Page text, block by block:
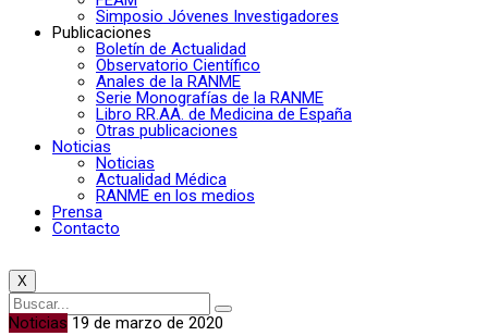
Simposio Jóvenes Investigadores
Publicaciones
Boletín de Actualidad
Observatorio Científico
Anales de la RANME
Serie Monografías de la RANME
Libro RR.AA. de Medicina de España
Otras publicaciones
Noticias
Noticias
Actualidad Médica
RANME en los medios
Prensa
Contacto
X
Noticias 19 de marzo de 2020